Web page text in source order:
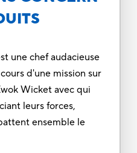
une chef audacieuse
d'une mission sur
Wicket avec qui
leurs forces,
ensemble le